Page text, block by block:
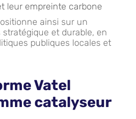
leur empreinte carbone
ainsi sur un
et durable, en
publiques locales et
Vatel
catalyseur